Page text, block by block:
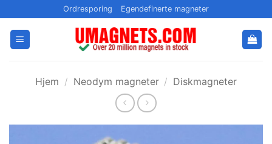
til
innhold
Ordresporing Egendefinerte magneter
Hjem / Neodym magneter / Diskmagneter